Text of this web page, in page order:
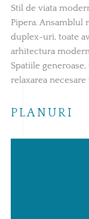
Stil de viata
Pipera. Ansamblul
duplex-uri, toate
arhitectura
Spatiile
relaxarea
PLANURI